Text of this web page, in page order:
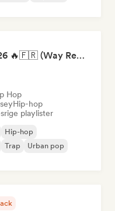
RAP FRANÇAIS 2026 🔥🇫🇷 (Way Records)
Hop
Hip-hop
playlister
Hip-hop
Trap
Urban pop